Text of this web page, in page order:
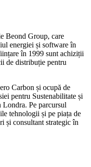
Beond Group, care
energiei și software în
în 1999 sunt achiziții
de distribuție pentru
Carbon și ocupă de
pentru Sustenabilitate și
Pe parcursul
tehnologii și pe piața de
și consultant strategic în